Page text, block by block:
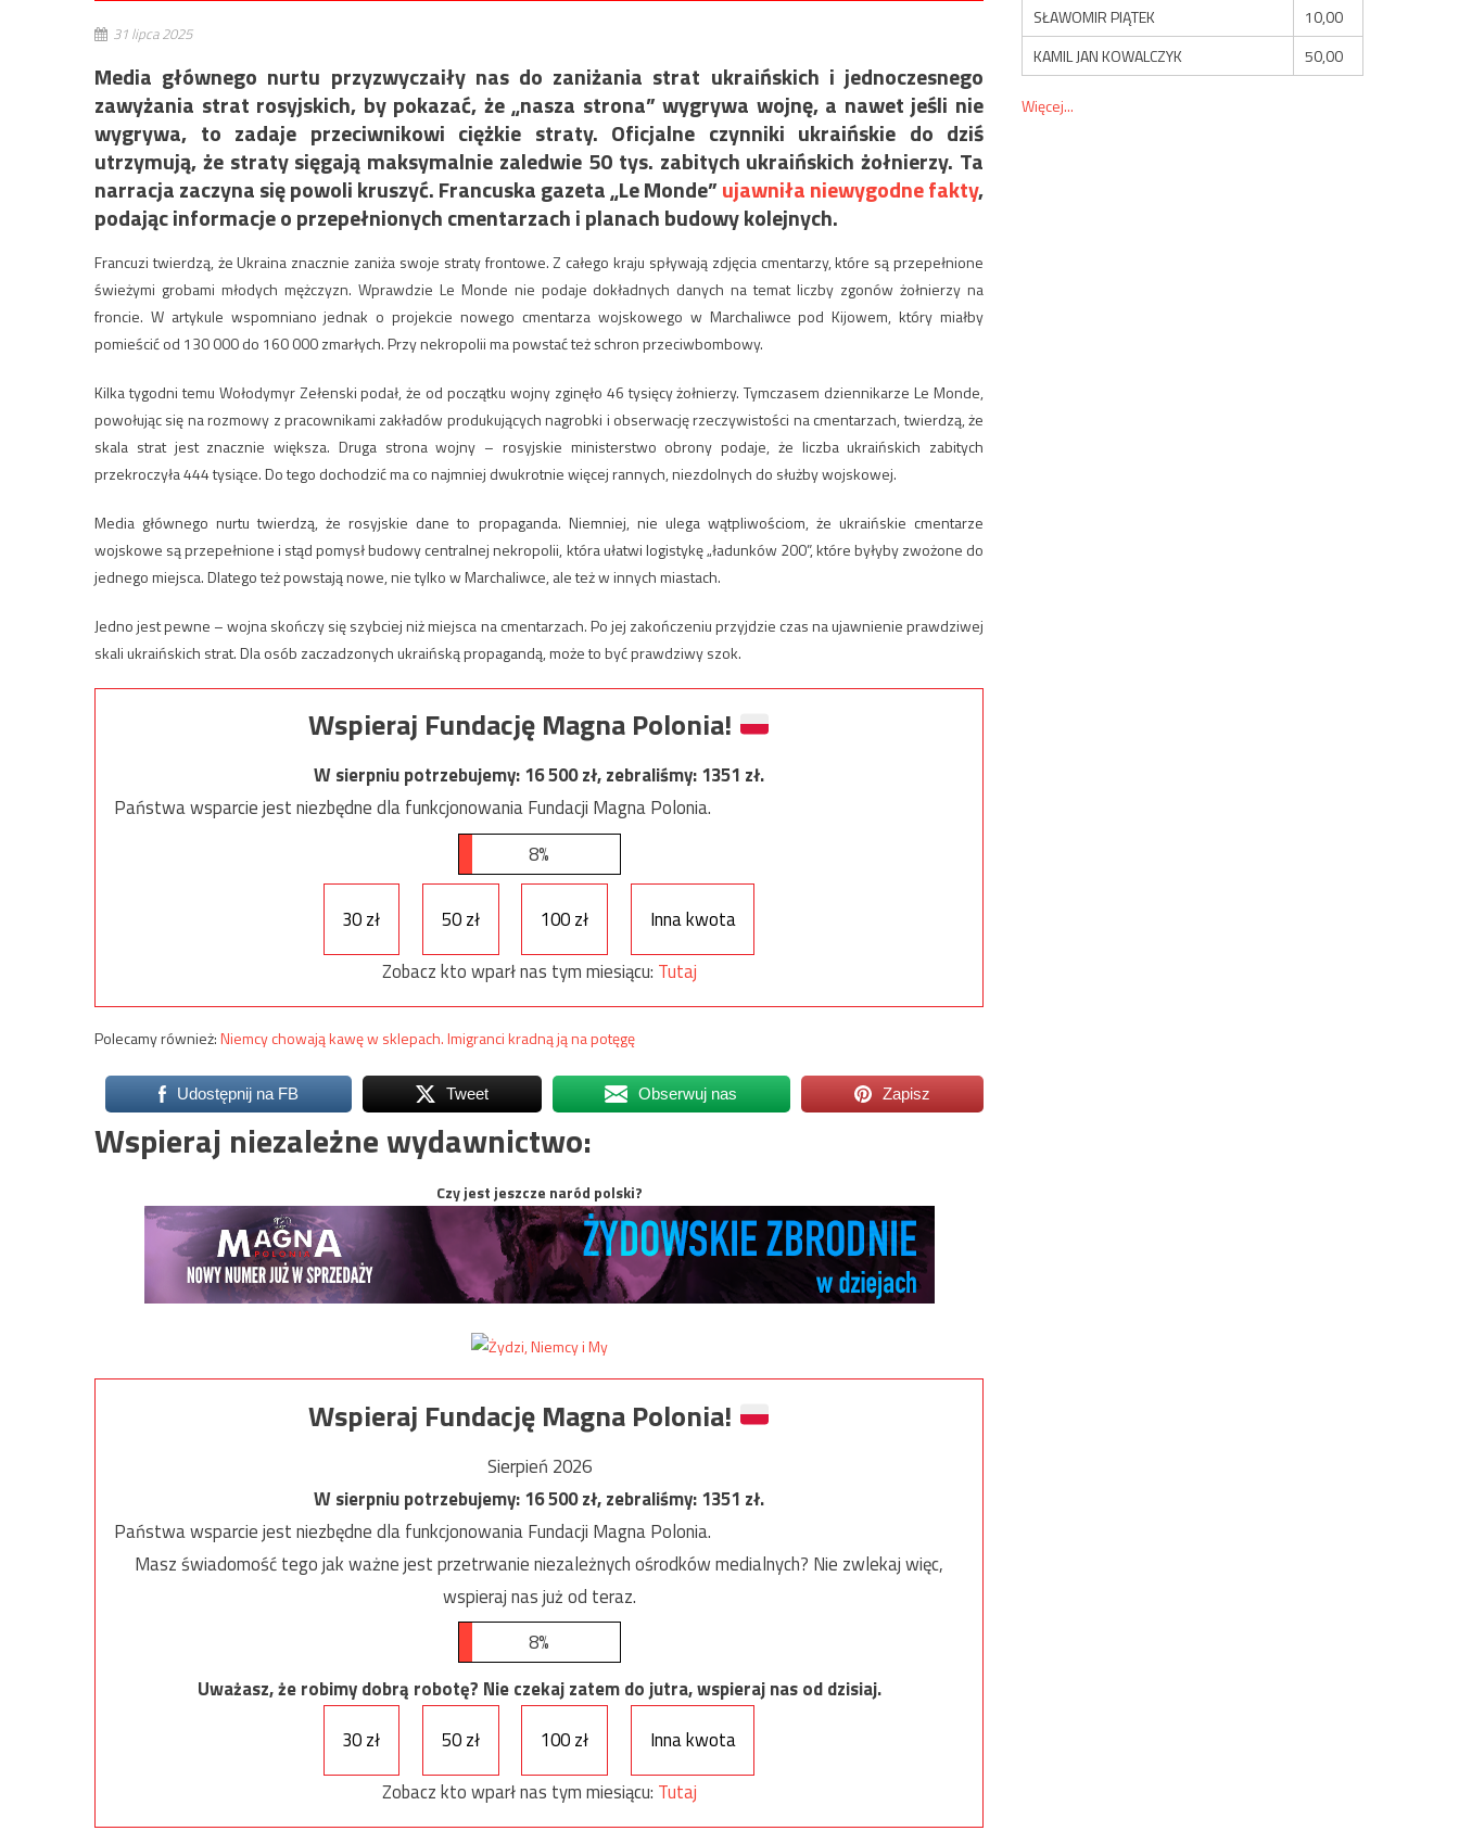
31 lipca 2025
Media głównego nurtu przyzwyczaiły nas do zaniżania strat ukraińskich i jednoczesnego
zawyżania strat rosyjskich, by pokazać, że „nasza strona” wygrywa wojnę, a nawet jeśli nie
wygrywa, to zadaje przeciwnikowi ciężkie straty. Oficjalne czynniki ukraińskie do dziś
utrzymują, że straty sięgają maksymalnie zaledwie 50 tys. zabitych ukraińskich żołnierzy. Ta
narracja zaczyna się powoli kruszyć. Francuska gazeta „Le Monde”ujawniła niewygodne fakty,
podając informacje o przepełnionych cmentarzach i planach budowy kolejnych.
Francuzi twierdzą, że Ukraina znacznie zaniża swoje straty frontowe. Z całego kraju spływają zdjęcia cmentarzy, które są przepełnione
świeżymi grobami młodych mężczyzn. Wprawdzie Le Monde nie podaje dokładnych danych na temat liczby zgonów żołnierzy na
froncie. W artykule wspomniano jednak o projekcie nowego cmentarza wojskowego w Marchaliwce pod Kijowem, który miałby
pomieścić od 130 000 do 160 000 zmarłych. Przy nekropolii ma powstać też schron przeciwbombowy.
Kilka tygodni temu Wołodymyr Zełenski podał, że od początku wojny zginęło 46 tysięcy żołnierzy. Tymczasem dziennikarze Le Monde,
powołując się na rozmowy z pracownikami zakładów produkujących nagrobki i obserwację rzeczywistości na cmentarzach, twierdzą, że
skala strat jest znacznie większa. Druga strona wojny – rosyjskie ministerstwo obrony podaje, że liczba ukraińskich zabitych
przekroczyła 444 tysiące. Do tego dochodzić ma co najmniej dwukrotnie więcej rannych, niezdolnych do służby wojskowej.
Media głównego nurtu twierdzą, że rosyjskie dane to propaganda. Niemniej, nie ulega wątpliwościom, że ukraińskie cmentarze
wojskowe są przepełnione i stąd pomysł budowy centralnej nekropolii, która ułatwi logistykę „ładunków 200”, które byłyby zwożone do
jednego miejsca. Dlatego też powstają nowe, nie tylko w Marchaliwce, ale też w innych miastach.
Jedno jest pewne – wojna skończy się szybciej niż miejsca na cmentarzach. Po jej zakończeniu przyjdzie czas na ujawnienie prawdziwej
skali ukraińskich strat. Dla osób zaczadzonych ukraińską propagandą, może to być prawdziwy szok.
Wspieraj Fundację Magna Polonia!
W sierpniu potrzebujemy:16 500zł, zebraliśmy:1351 zł.
Państwa wsparcie jest niezbędne dla funkcjonowania Fundacji Magna Polonia.
8%
30 zł 50 zł 100 zł
Inna kwota
Zobacz kto wparł nas tym miesiącu: Tutaj
Polecamy również:Niemcy chowają kawę w sklepach. Imigranci kradną ją na potęgę
Udostępnij na FB Tweet Obserwuj nas Zapisz
Wspieraj niezależne wydawnictwo:
Czy jest jeszcze naród polski?
Wspieraj Fundację Magna Polonia!
Sierpień 2026
W sierpniu potrzebujemy:16 500zł, zebraliśmy:1351 zł.
Państwa wsparcie jest niezbędne dla funkcjonowania Fundacji Magna Polonia.
Masz świadomość tego jak ważne jest przetrwanie niezależnych ośrodków medialnych? Nie zwlekaj więc,
wspieraj nas już od teraz.
8%
Uważasz, że robimy dobrą robotę? Nie czekaj zatem do jutra, wspieraj nas od dzisiaj.
30 zł
50 zł 100 zł
Inna kwota
Zobacz kto wparł nas tym miesiącu: Tutaj
SŁAWOMIR PIĄTEK
10,00
KAMIL JAN KOWALCZYK
50,00
Więcej...